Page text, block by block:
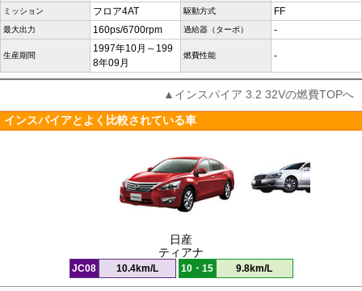
ミッション フロア4AT 駆動方式 FF
最大出力 160ps/6700rpm 過給器（ターボ） -
生産期間
1997年10月～199
8年09月
燃費性能 -
▲インスパイア 3.2 32Vの燃費TOPへ
インスパイアとよく比較されている車
日産
ティアナ
JC08 10.4km/L 10・15 9.8km/L